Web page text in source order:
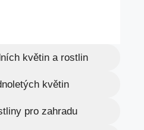
květin a rostlin
květin
pro zahradu